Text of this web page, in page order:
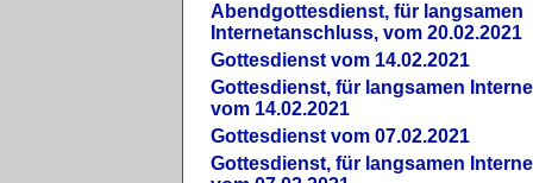
Abendgottesdienst, für langsamen
Internetanschluss, vom 20.02.2021
Gottesdienst vom 14.02.2021
Gottesdienst, für langsamen
vom 14.02.2021
Gottesdienst vom 07.02.2021
Gottesdienst, für langsamen